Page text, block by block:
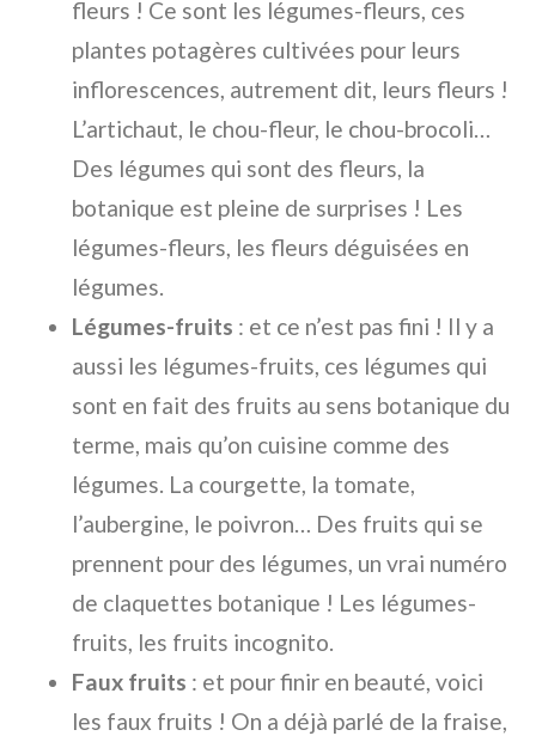
fleurs ! Ce sont les légumes-fleurs, ces
plantes potagères cultivées pour leurs
inflorescences, autrement dit, leurs fleurs !
L’artichaut, le chou-fleur, le chou-brocoli…
Des légumes qui sont des fleurs, la
botanique est pleine de surprises ! Les
légumes-fleurs, les fleurs déguisées en
légumes.
Légumes-fruits : et ce n’est pas fini ! Il y a
aussi les légumes-fruits, ces légumes qui
sont en fait des fruits au sens botanique du
terme, mais qu’on cuisine comme des
légumes. La courgette, la tomate,
l’aubergine, le poivron… Des fruits qui se
prennent pour des légumes, un vrai numéro
de claquettes botanique ! Les légumes-
fruits, les fruits incognito.
Faux fruits : et pour finir en beauté, voici
les faux fruits ! On a déjà parlé de la fraise,